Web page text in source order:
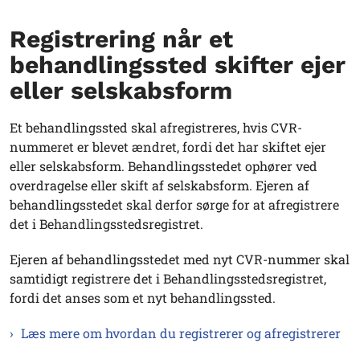
Registrering når et
behandlingssted skifter ejer
eller selskabsform
Et behandlingssted skal afregistreres, hvis CVR-
nummeret er blevet ændret, fordi det har skiftet ejer
eller selskabsform. Behandlingsstedet ophører ved
overdragelse eller skift af selskabsform. Ejeren af
behandlingsstedet skal derfor sørge for at afregistrere
det i Behandlingsstedsregistret.
Ejeren af behandlingsstedet med nyt CVR-nummer skal
samtidigt registrere det i Behandlingsstedsregistret,
fordi det anses som et nyt behandlingssted.
Læs mere om hvordan du registrerer og afregistrerer